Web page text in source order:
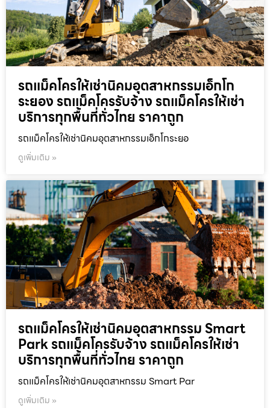
รถแม็คโครให้เช่านิคมอุตสาหกรรมเอ็กโก
ระยอง รถแม็คโครรับจ้าง รถแม็คโครให้เช่า
บริการทุกพื้นที่ทั่วไทย ราคาถูก
รถแม็คโครให้เช่านิคมอุตสาหกรรมเอ็กโกระยอ
ดูเพิ่มเติม »
รถแม็คโครให้เช่านิคมอุตสาหกรรม Smart
Park รถแม็คโครรับจ้าง รถแม็คโครให้เช่า
บริการทุกพื้นที่ทั่วไทย ราคาถูก
รถแม็คโครให้เช่านิคมอุตสาหกรรม Smart Par
ดูเพิ่มเติม »